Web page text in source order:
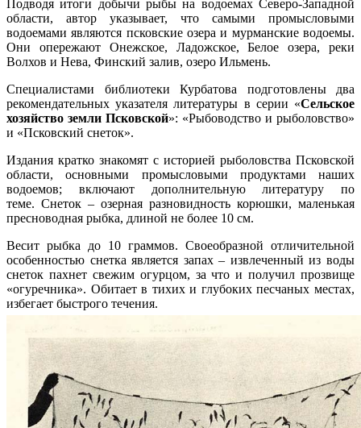
Подводя итоги добычи рыбы на водоемах Северо-Западной
области, автор указывает, что самыми промысловыми
водоемами являются псковские озера и мурманские водоемы.
Они опережают Онежское, Ладожское, Белое озера, реки
Волхов и Нева, Финский залив, озеро Ильмень.
Специалистами библиотеки Курбатова подготовлены два
рекомендательных указателя литературы в серии «Сельское
хозяйство земли Псковской»: «Рыбоводство и рыболовство»
и «Псковский снеток».
Издания кратко знакомят с историей рыболовства Псковской
области, основными промысловыми продуктами наших
водоемов; включают дополнительную литературу по
теме. Снеток – озерная разновидность корюшки, маленькая
пресноводная рыбка, длиной не более 10 см.
Весит рыбка до 10 граммов. Своеобразной отличительной
особенностью снетка является запах – извлеченный из воды
снеток пахнет свежим огурцом, за что и получил прозвище
«огуречника». Обитает в тихих и глубоких песчаных местах,
избегает быстрого течения.